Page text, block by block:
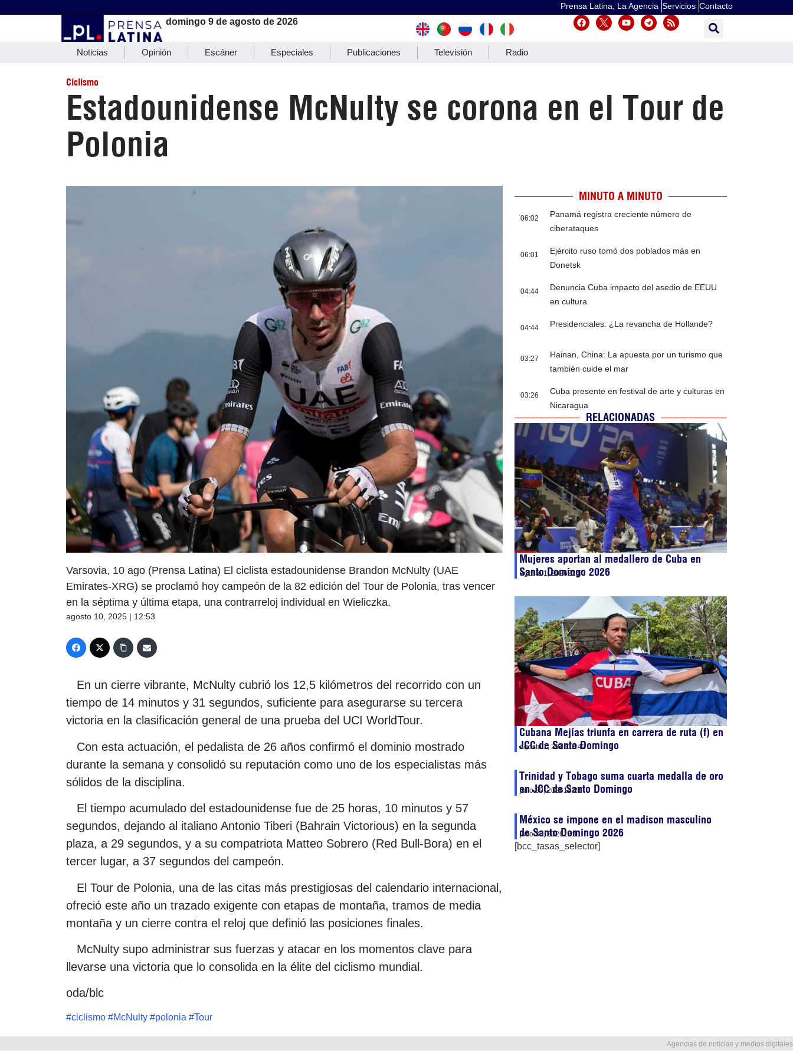
Prensa Latina, La Agencia Servicios Contacto
domingo 9 de agosto de 2026
Noticias Opinión Escáner Especiales Publicaciones Televisión Radio
Ciclismo
Estadounidense McNulty se corona en el Tour de
Polonia
Varsovia, 10 ago (Prensa Latina) El ciclista estadounidense Brandon McNulty (UAE
Emirates-XRG) se proclamó hoy campeón de la 82 edición del Tour de Polonia, tras vencer
en la séptima y última etapa, una contrarreloj individual en Wieliczka.
agosto 10, 2025 | 12:53
En un cierre vibrante, McNulty cubrió los 12,5 kilómetros del recorrido con un
tiempo de 14 minutos y 31 segundos, suficiente para asegurarse su tercera
victoria en la clasificación general de una prueba del UCI WorldTour.
Con esta actuación, el pedalista de 26 años confirmó el dominio mostrado
durante la semana y consolidó su reputación como uno de los especialistas más
sólidos de la disciplina.
El tiempo acumulado del estadounidense fue de 25 horas, 10 minutos y 57
segundos, dejando al italiano Antonio Tiberi (Bahrain Victorious) en la segunda
plaza, a 29 segundos, y a su compatriota Matteo Sobrero (Red Bull-Bora) en el
tercer lugar, a 37 segundos del campeón.
El Tour de Polonia, una de las citas más prestigiosas del calendario internacional,
ofreció este año un trazado exigente con etapas de montaña, tramos de media
montaña y un cierre contra el reloj que definió las posiciones finales.
McNulty supo administrar sus fuerzas y atacar en los momentos clave para
llevarse una victoria que lo consolida en la élite del ciclismo mundial.
oda/blc
#ciclismo #McNulty #polonia #Tour
MINUTO A MINUTO
06:02
Panamá registra creciente número de
ciberataques
06:01
Ejército ruso tomó dos poblados más en
Donetsk
04:44
Denuncia Cuba impacto del asedio de EEUU
en cultura
04:44 Presidenciales: ¿La revancha de Hollande?
03:27
Hainan, China: La apuesta por un turismo que
también cuide el mar
03:26
Cuba presente en festival de arte y culturas en
Nicaragua
RELACIONADAS
Mujeres aportan al medallero de Cuba en
Santo Domingo 2026
agosto 1, 202622:53
Cubana Mejías triunfa en carrera de ruta (f) en
JCC de Santo Domingo
agosto 1, 202612:42
Trinidad y Tobago suma cuarta medalla de oro
en JCC de Santo Domingo
julio 30, 202614:21
México se impone en el madison masculino
de Santo Domingo 2026
julio 30, 202613:11
[bcc_tasas_selector]
Agencias de noticias y medios digitales